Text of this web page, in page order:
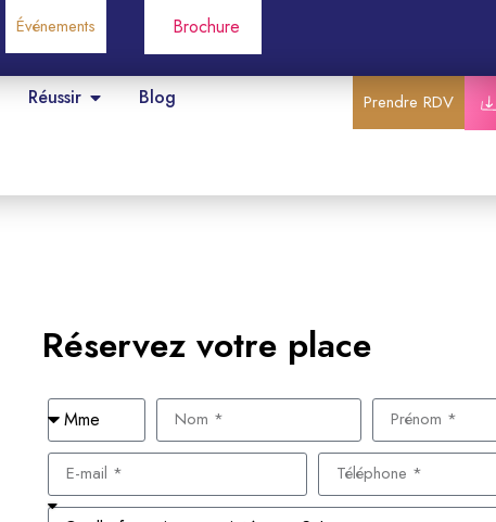
Événements Brochure
Réussir Blog Prendre RDV
Réservez votre place